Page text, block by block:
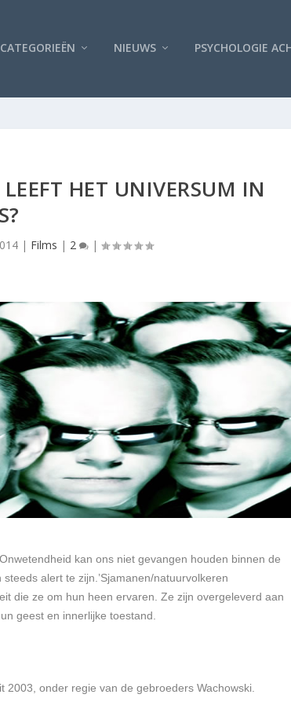
CATEGORIEËN NIEUWS PSYCHOLOGIE
HET UNIVERSUM IN
| Films | 2 |
kan ons niet gevangen houden binnen de
alert te zijn.’Sjamanen/natuurvolkeren
die ze om hun heen ervaren. Ze zijn overgeleverd aan
geest en innerlijke toestand.
onder regie van de gebroeders Wachowski.